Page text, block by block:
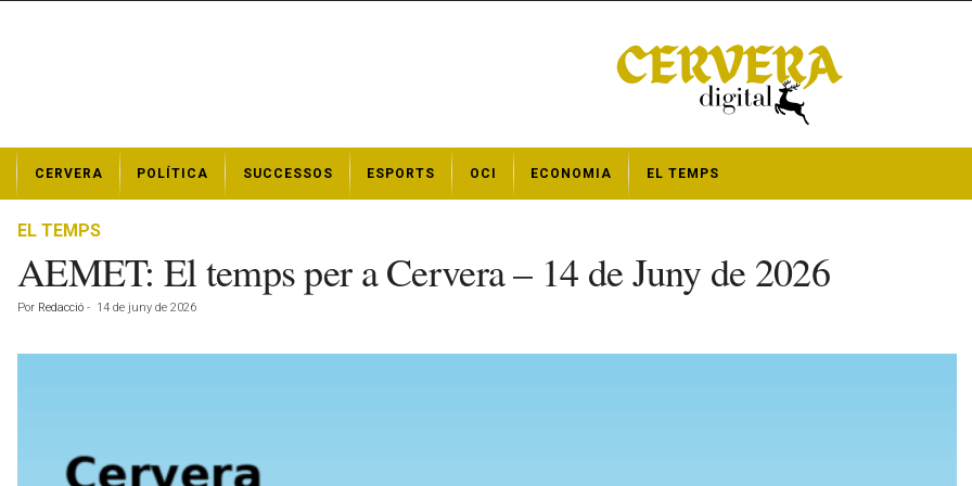
t
CERVERA POLÍTICA SUCCESSOS ESPORTS OCI ECONOMIA EL TEMPS
EL TEMPS
AEMET: El temps per a Cervera – 14 de Juny de 2026
Por Redacció - 14 de juny de 2026